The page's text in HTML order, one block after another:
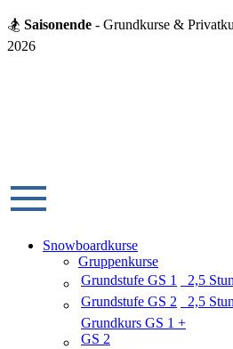
🏂 Saisonende - Grundkurse &
2026
Snowboardkurse
Gruppenkurse
Grundstufe GS 1
2,5
Grundstufe GS 2
2,5
Grundkurs GS 1 +
GS 2